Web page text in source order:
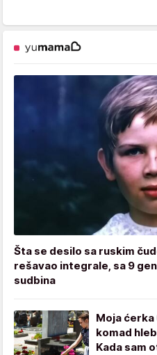
Šta se desilo sa ruskim
rešavao integrale, sa 9
sudbina
Moja
komad
Kada sam